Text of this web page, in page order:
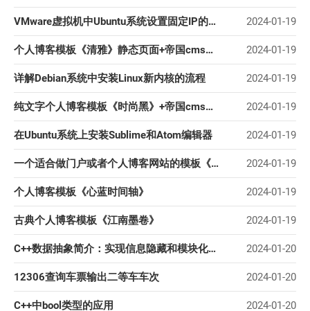
VMware虚拟机中Ubuntu系统设置固定IP的教程 2024-01-19
个人博客模板《清雅》静态页面+帝国cms源码 2024-01-19
详解Debian系统中安装Linux新内核的流程 2024-01-19
纯文字个人博客模板《时尚黑》+帝国cms源码 2024-01-19
在Ubuntu系统上安装Sublime和Atom编辑器 2024-01-19
一个适合做门户或者个人博客网站的模板《炫彩》 2024-01-19
个人博客模板《心蓝时间轴》 2024-01-19
古典个人博客模板《江南墨卷》 2024-01-19
C++数据抽象简介：实现信息隐藏和模块化设计 2024-01-20
12306查询车票输出二等车车次 2024-01-20
C++中bool类型的应用 2024-01-20